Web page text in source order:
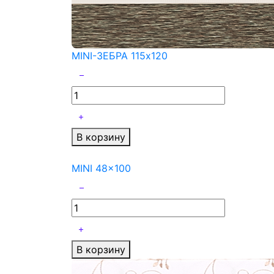
MINI-ЗЕБРА 115x120
В корзину
MINI 48x100
В корзину